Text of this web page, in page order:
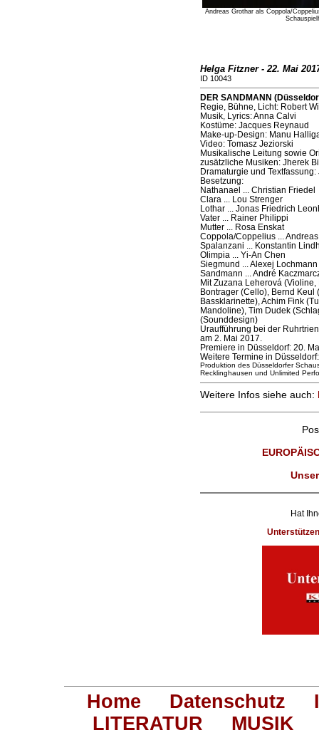
Andreas Grothar als Coppola/
Helga Fitzner - 22. Mai
ID 10043
DER SANDMANN
Regie, Bühne, Licht: Robert
Musik, Lyrics: Anna Calvi
Kostüme: Jacques Reynaud
Make-up-Design: Manu
Video: Tomasz Jeziorski
Musikalische Leitung sowie
zusätzliche Musiken: Jherek
Dramaturgie und Textfassung:
Besetzung:
Nathanael ... Christian Friedel
Clara ... Lou Strenger
Lothar ... Jonas Friedrich
Vater ... Rainer Philippi
Mutter ... Rosa Enskat
Coppola/Coppelius ...
Spalanzani ... Konstantin
Olimpia ... Yi-An Chen
Siegmund ... Alexej Lochmann
Sandmann ... André
Mit Zuzana Leherová
Bontrager (Cello), Bernd Keul
Bassklarinette), Achim Fink
Mandoline), Tim Dudek
(Sounddesign)
Uraufführung bei der
am 2. Mai 2017.
Premiere in Düsseldorf: 20.
Weitere Termine in
Produktion des Düsseldorfer
Recklinghausen und Unlimited
Weitere Infos siehe auch:
Hat
Home Datenschutz
LITERATUR
MUSIK